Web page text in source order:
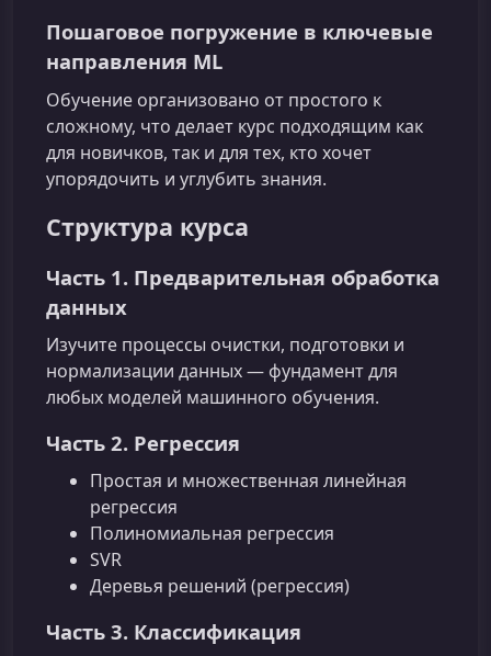
Пошаговое погружение в ключевые
направления ML
Обучение организовано от простого к
сложному, что делает курс подходящим как
для новичков, так и для тех, кто хочет
упорядочить и углубить знания.
Структура курса
Часть 1. Предварительная обработка
данных
Изучите процессы очистки, подготовки и
нормализации данных — фундамент для
любых моделей машинного обучения.
Часть 2. Регрессия
Простая и множественная линейная
регрессия
Полиномиальная регрессия
SVR
Деревья решений (регрессия)
Часть 3. Классификация